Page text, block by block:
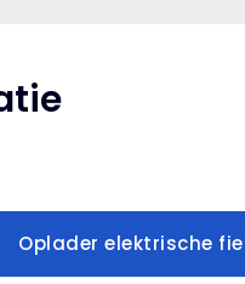
Oplader elektrische